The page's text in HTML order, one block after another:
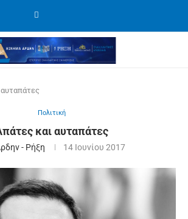
Πολιτική
και αυταπάτες
- Ρήξη 14 Ιουνίου 2017